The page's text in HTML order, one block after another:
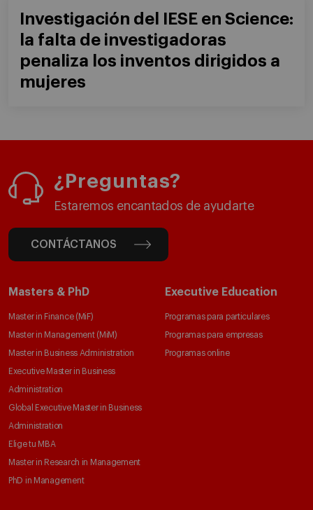
Investigación del IESE en Science:
la falta de investigadoras
penaliza los inventos dirigidos a
mujeres
¿Preguntas?
Estaremos encantados de ayudarte
CONTÁCTANOS
Masters & PhD
Master in Finance (MiF)
Master in Management (MiM)
Master in Business Administration
Executive Master in Business
Administration
Global Executive Master in Business
Administration
Elige tu MBA
Master in Research in Management
PhD in Management
Executive Education
Programas para particulares
Programas para empresas
Programas online